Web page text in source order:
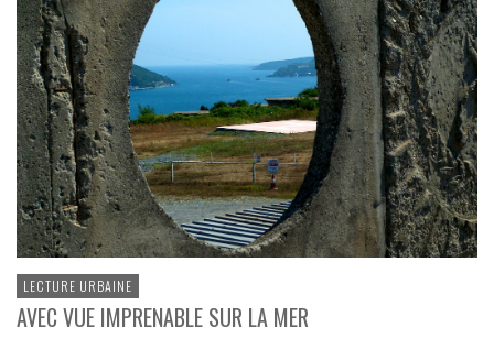
LECTURE URBAINE
AVEC VUE IMPRENABLE SUR LA MER